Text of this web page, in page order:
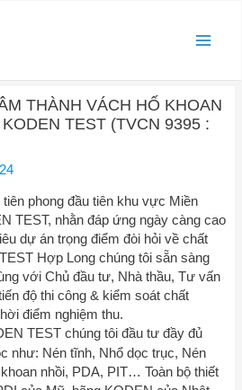
Menu
THÀNH VÁCH HỐ KHOAN
TEST (TVCN 9395 :
phong đầu tiên khu vực Miền
TEST, nhằn đáp ứng ngày càng cao
dự án trọng điểm đòi hỏi về chất
Hợp Long chúng tôi sẵn sàng
với Chủ đầu tư, Nhà thầu, Tư vấn
độ thi công & kiểm soát chất
điểm nghiệm thu.
TEST chúng tôi đầu tư đầy đủ
như: Nén tĩnh, Nhổ dọc trục, Nén
nhồi, PDA, PIT… Toàn bộ thiết